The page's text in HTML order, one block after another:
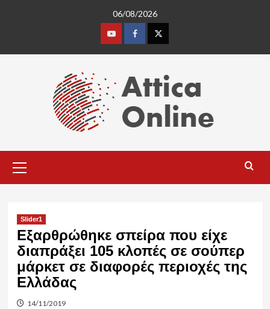
06/08/2026
YoutubeFacebookTwitter
Menu
Slider1
Εξαρθρώθηκε σπείρα που είχε
διαπράξει 105 κλοπές σε σούπερ
μάρκετ σε διαφορές περιοχές της
Ελλάδας
14/11/2019